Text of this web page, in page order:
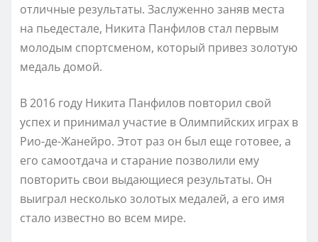
отличные результаты. Заслуженно заняв места
на пьедестале, Никита Панфилов стал первым
молодым спортсменом, который привез золотую
медаль домой.
В 2016 году Никита Панфилов повторил свой
успех и принимал участие в Олимпийских играх в
Рио-де-Жанейро. Этот раз он был еще готовее, а
его самоотдача и старание позволили ему
повторить свои выдающиеся результаты. Он
выиграл несколько золотых медалей, а его имя
стало известно во всем мире.